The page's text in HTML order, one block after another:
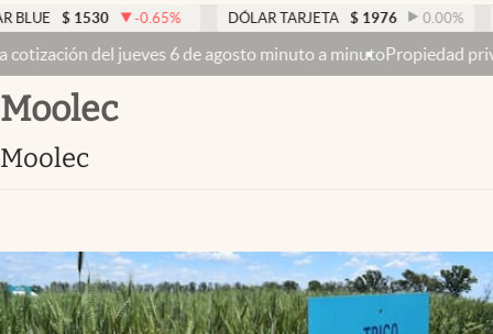
México
Economía y Política
Finanzas y Mercados
Mercados Online
Apertura
Infotechnology
$ 1530 -0.65% DÓLAR TARJETA $ 1976 0.00 %
del jueves 6 de agosto minuto a minuto Propiedad privada:
Moolec
Moolec